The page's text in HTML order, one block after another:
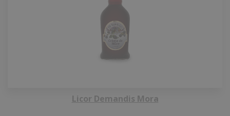
Licor Demandis Mora